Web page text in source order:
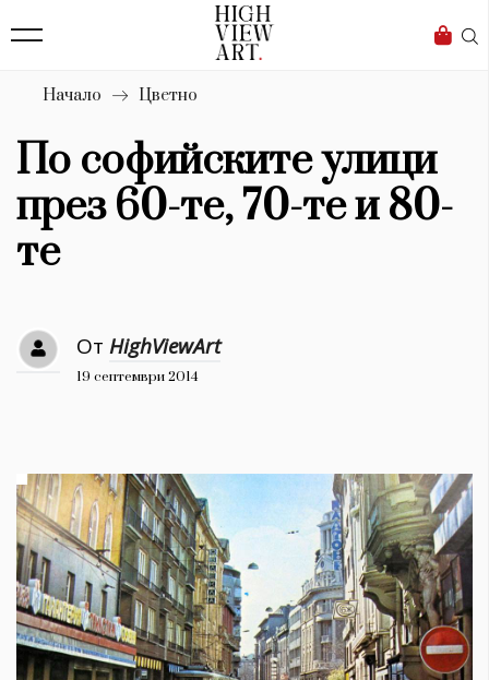
Бизнес
Мода
Dialogue
Изкуство
4339
Дизайн
Книги
30+ 1970
Гурме 1709
Пътувай
237
Начало Цветно
По софийските улици
през 60-те, 70-те и 80-
те
От HighViewArt
19 септември 2014